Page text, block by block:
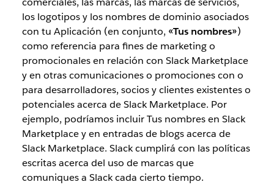
los logotipos y los nombres de dominio asociados
con tu Aplicación (en conjunto, «Tus nombres»)
como referencia para fines de marketing o
promocionales en relación con Slack Marketplace
y en otras comunicaciones o promociones con o
para desarrolladores, socios y clientes existentes o
potenciales acerca de Slack Marketplace. Por
ejemplo, podríamos incluir Tus nombres en Slack
Marketplace y en entradas de blogs acerca de
Slack Marketplace. Slack cumplirá con las políticas
escritas acerca del uso de marcas que
comuniques a Slack cada cierto tiempo.